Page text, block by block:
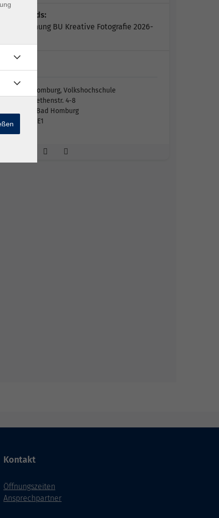
Downloads:
Anerkennung BU Kreative Fotografie 2026-
Bad Homburg, Volkshochschule
Elisabethenstr. 4-8
61348 Bad Homburg
Raum E1
Kontakt
Öffnungszeiten
Ansprechpartner